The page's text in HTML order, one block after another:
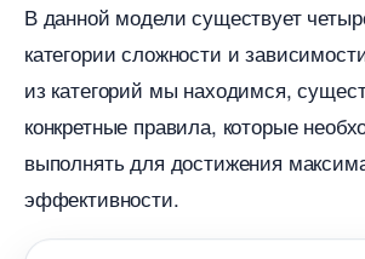
данной модели существует
категории сложности и
из категорий мы находимся,
конкретные правила, которые
ыполнять для достижения
эффективности.